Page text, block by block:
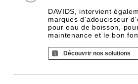
DAVIDS, intervient
marques d'adoucisseur
pour eau de boisson,
maintenance et le bon
Découvrir nos solutions